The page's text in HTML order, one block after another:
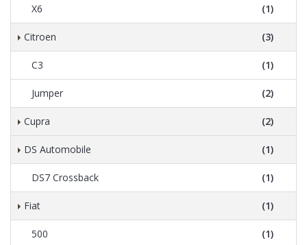
X6 (1)
Citroen (3)
C3 (1)
Jumper (2)
Cupra (2)
DS Automobile (1)
DS7 Crossback (1)
Fiat (1)
500 (1)